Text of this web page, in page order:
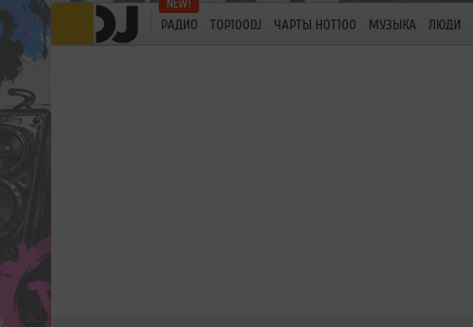
РАДИО TOP100DJ ЧАРТЫ HOT100 МУЗЫКА ЛЮДИ